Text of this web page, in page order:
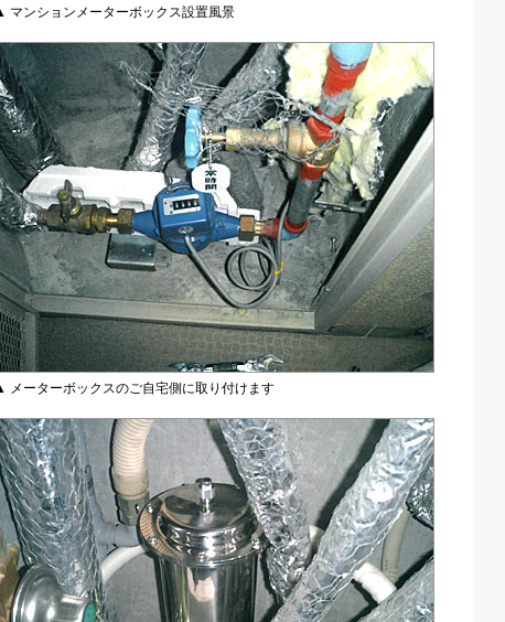
マンションメーターボックス設置風景
メーターボックスのご自宅側に取り付けます